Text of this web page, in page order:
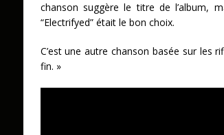
chanson suggère le titre de l’album,
“Electrifyed” était le bon choix.
C’est une autre chanson basée sur les
fin. »